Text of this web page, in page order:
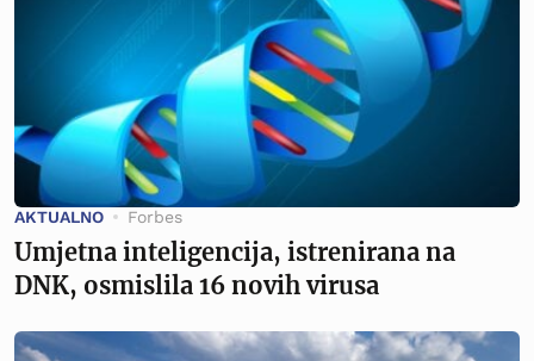
AKTUALNO Forbes
Umjetna inteligencija, istrenirana na
DNK, osmislila 16 novih virusa